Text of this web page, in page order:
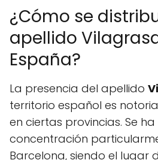
¿Cómo se
apellido
España?
La presencia del apellido
territorio español es
en ciertas provincias. Se
concentración
Barcelona, siendo el lugar